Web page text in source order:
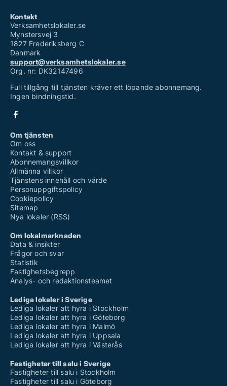
Kontakt
Verksamhetslokaler.se
Mynstersvej 3
1827 Frederiksberg C
Danmark
support@verksamhetslokaler.se
Org. nr: DK32147496
Full tillgång till tjänsten kräver ett löpande abonnemang.
Ingen bindningstid.
Om tjänsten
Om oss
Kontakt & support
Abonnemangsvillkor
Allmänna villkor
Tjänstens innehåll och värde
Personuppgiftspolicy
Cookiepolicy
Sitemap
Nya lokaler (RSS)
Om lokalmarknaden
Data & insikter
Frågor och svar
Statistik
Fastighetsbegrepp
Analys- och redaktionsteamet
Lediga lokaler i Sverige
Lediga lokaler att hyra i Stockholm
Lediga lokaler att hyra i Göteborg
Lediga lokaler att hyra i Malmö
Lediga lokaler att hyra i Uppsala
Lediga lokaler att hyra i Västerås
Fastigheter till salu i Sverige
Fastigheter till salu i Stockholm
Fastigheter till salu i Göteborg